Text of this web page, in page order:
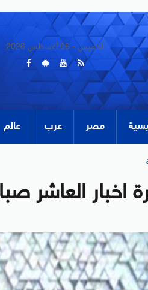
الخميس - 06 أغسطس 2026
مصر عرب عالم
العاشر صباحاً 31-1-